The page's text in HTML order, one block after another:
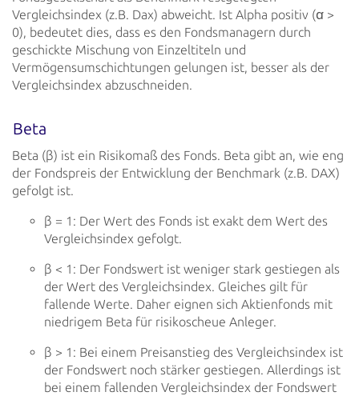
Vergleichsindex (z.B. Dax) abweicht. Ist Alpha positiv (ꭤ >
0), bedeutet dies, dass es den Fondsmanagern durch
geschickte Mischung von Einzeltiteln und
Vermögensumschichtungen gelungen ist, besser als der
Vergleichsindex abzuschneiden.
Beta
Beta (β) ist ein Risikomaß des Fonds. Beta gibt an, wie eng
der Fondspreis der Entwicklung der Benchmark (z.B. DAX)
gefolgt ist.
β = 1: Der Wert des Fonds ist exakt dem Wert des
Vergleichsindex gefolgt.
β < 1: Der Fondswert ist weniger stark gestiegen als
der Wert des Vergleichsindex. Gleiches gilt für
fallende Werte. Daher eignen sich Aktienfonds mit
niedrigem Beta für risikoscheue Anleger.
β > 1: Bei einem Preisanstieg des Vergleichsindex ist
der Fondswert noch stärker gestiegen. Allerdings ist
bei einem fallenden Vergleichsindex der Fondswert